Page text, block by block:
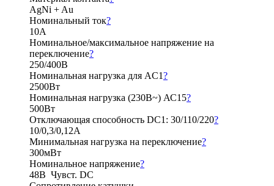
AgNi + Au
Номинальный ток?
10А
Номинальное/максимальное напряжение на
переключение?
250/400В
Номинальная нагрузка для AC1?
2500Вт
Номинальная нагрузка (230В~) АС15?
500Вт
Отключающая способность DC1: 30/110/220?
10/0,3/0,12А
Минимальная нагрузка на переключение?
300мВт
Номинальное напряжение?
48В Чувст. DC